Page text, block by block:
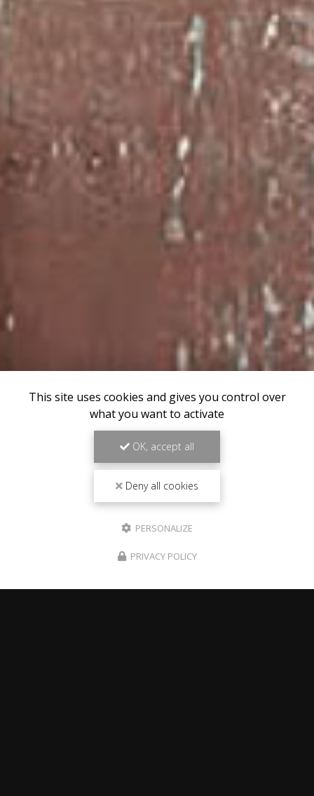
This site uses cookies and gives you control over
what you want to activate
OK, accept all
Deny all cookies
PERSONALIZE
PRIVACY POLICY